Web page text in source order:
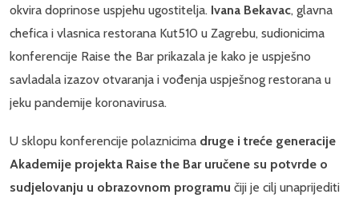
okvira doprinose uspjehu ugostitelja. Ivana Bekavac, glavna
chefica i vlasnica restorana Kut510 u Zagrebu, sudionicima
konferencije Raise the Bar prikazala je kako je uspješno
savladala izazov otvaranja i vođenja uspješnog restorana u
jeku pandemije koronavirusa.
U sklopu konferencije polaznicima druge i treće generacije
Akademije projekta Raise the Bar uručene su potvrde o
sudjelovanju u obrazovnom programu čiji je cilj unaprijediti